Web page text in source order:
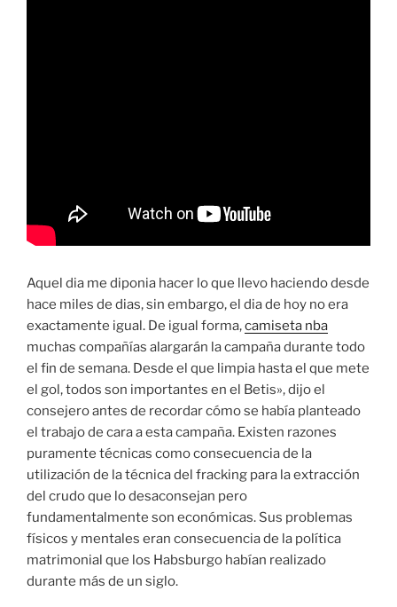
Aquel dia me diponia hacer lo que llevo haciendo desde
hace miles de dias, sin embargo, el dia de hoy no era
exactamente igual. De igual forma,camiseta nba
muchas compañías alargarán la campaña durante todo
el fin de semana. Desde el que limpia hasta el que mete
el gol, todos son importantes en el Betis», dijo el
consejero antes de recordar cómo se había planteado
el trabajo de cara a esta campaña. Existen razones
puramente técnicas como consecuencia de la
utilización de la técnica del fracking para la extracción
del crudo que lo desaconsejan pero
fundamentalmente son económicas. Sus problemas
físicos y mentales eran consecuencia de la política
matrimonial que los Habsburgo habían realizado
durante más de un siglo.